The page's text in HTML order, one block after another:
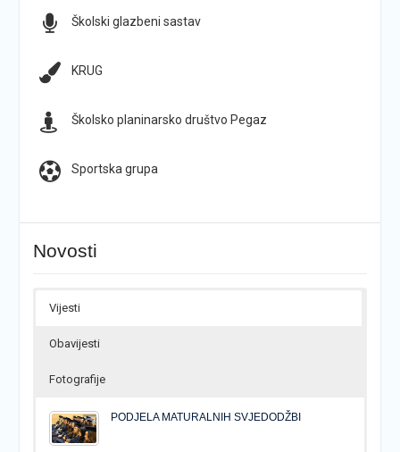
Školski glazbeni sastav
KRUG
Školsko planinarsko društvo Pegaz
Sportska grupa
Novosti
Vijesti
Obavijesti
Fotografije
PODJELA MATURALNIH SVJEDODŽBI